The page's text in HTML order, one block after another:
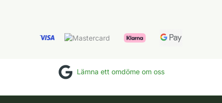
Lämna ett omdöme om oss